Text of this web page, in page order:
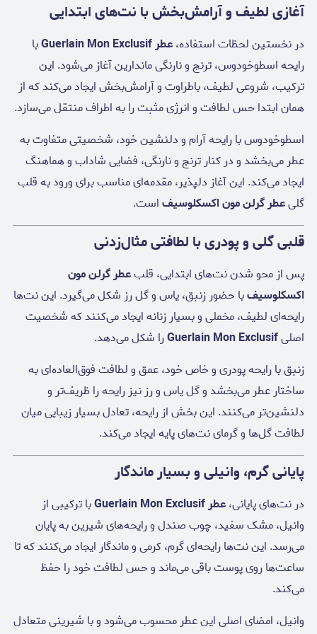
آغازی لطیف و آرامش‌بخش با نت‌های ابتدایی
در نخستین لحظات استفاده،عطر Guerlain Mon Exclusif
با
رایحه اسطوخودوس، ترنج و نارنگی ماندارین آغاز می‌شود. این
ترکیب، شروعی لطیف، باطراوت و آرامش‌بخش ایجاد می‌کند که از
همان ابتدا حس لطافت و انرژی مثبت را به اطراف منتقل می‌سازد.
اسطوخودوس با رایحه آرام و دلنشین خود، شخصیتی متفاوت به
عطر می‌بخشد و در کنار ترنج و نارنگی، فضایی شاداب و هماهنگ
ایجاد می‌کند. این آغاز دلپذیر، مقدمه‌ای مناسب برای ورود به قلب
گلیعطر گرلن مون اکسکلوسیفاست.
قلبی گلی و پودری با لطافتی مثال‌زدنی
پس از محو شدن نت‌های ابتدایی، قلبعطر گرلن مون
اکسکلوسیفبا حضور زنبق، یاس و گل رز شکل می‌گیرد. این نت‌ها
رایحه‌ای لطیف، مخملی و بسیار زنانه ایجاد می‌کنند که شخصیت
اصلیGuerlain Mon Exclusifرا شکل می‌دهد.
زنبق با رایحه پودری و خاص خود، عمق و لطافت فوق‌العاده‌ای به
ساختار عطر می‌بخشد و گل یاس و رز نیز رایحه را ظریف‌تر و
دلنشین‌تر می‌کنند. این بخش از رایحه، تعادل بسیار زیبایی میان
لطافت گل‌ها و گرمای نت‌های پایه ایجاد می‌کند.
پایانی گرم، وانیلی و بسیار ماندگار
در نت‌های پایانی،عطر Guerlain Mon Exclusif
با ترکیبی از
وانیل، مشک سفید، چوب صندل و رایحه‌های شیرین به پایان
می‌رسد. این نت‌ها رایحه‌ای گرم، کرمی و ماندگار ایجاد می‌کنند که تا
ساعت‌ها روی پوست باقی می‌ماند و حس لطافت خود را حفظ
می‌کند.
وانیل، امضای اصلی این عطر محسوب می‌شود و با شیرینی متعادل